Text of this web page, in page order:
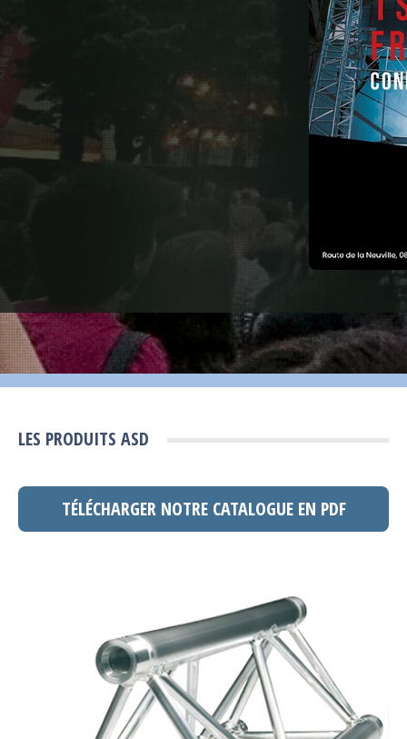
LES PRODUITS ASD
TÉLÉCHARGER NOTRE CATALOGUE EN PDF